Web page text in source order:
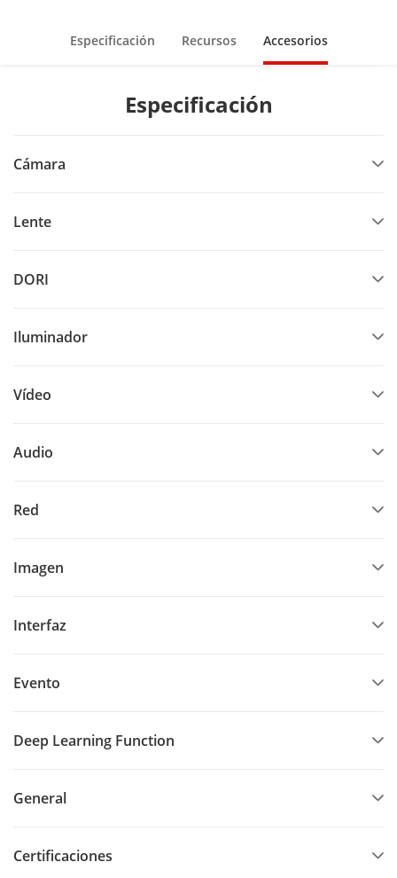
Especificación Recursos Accesorios
Especificación
Cámara
Lente
DORI
Iluminador
Vídeo
Audio
Red
Imagen
Interfaz
Evento
Deep Learning Function
General
Certificaciones